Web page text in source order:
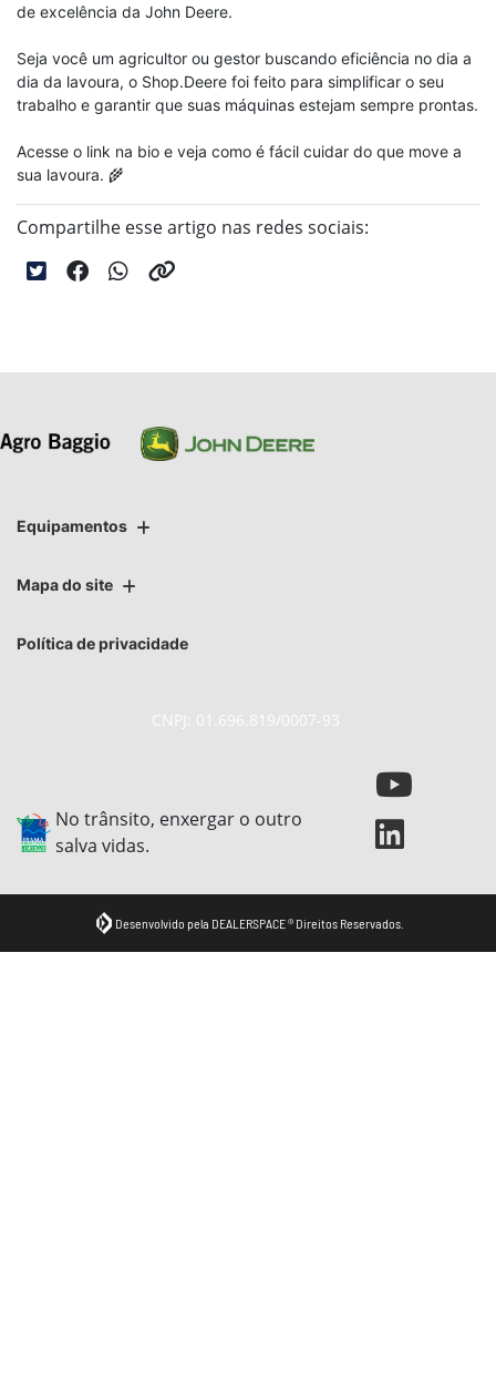
de excelência da John Deere.
Seja você um agricultor ou gestor buscando eficiência no dia a
dia da lavoura, o Shop.Deere foi feito para simplificar o seu
trabalho e garantir que suas máquinas estejam sempre prontas.
Acesse o link na bio e veja como é fácil cuidar do que move a
sua lavoura. 🌾
Compartilhe esse artigo nas redes sociais:
Equipamentos
Mapa do site
Política de privacidade
CNPJ: 01.696.819/0007-93
No trânsito, enxergar o outro
salva vidas.
Desenvolvido pela DEALERSPACE ® Direitos Reservados.